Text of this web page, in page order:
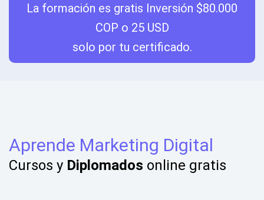
La formación es gratis Inversión $80.000
COP o 25 USD
solo por tu certificado.
Aprende Marketing Digital
Cursos y Diplomados online gratis